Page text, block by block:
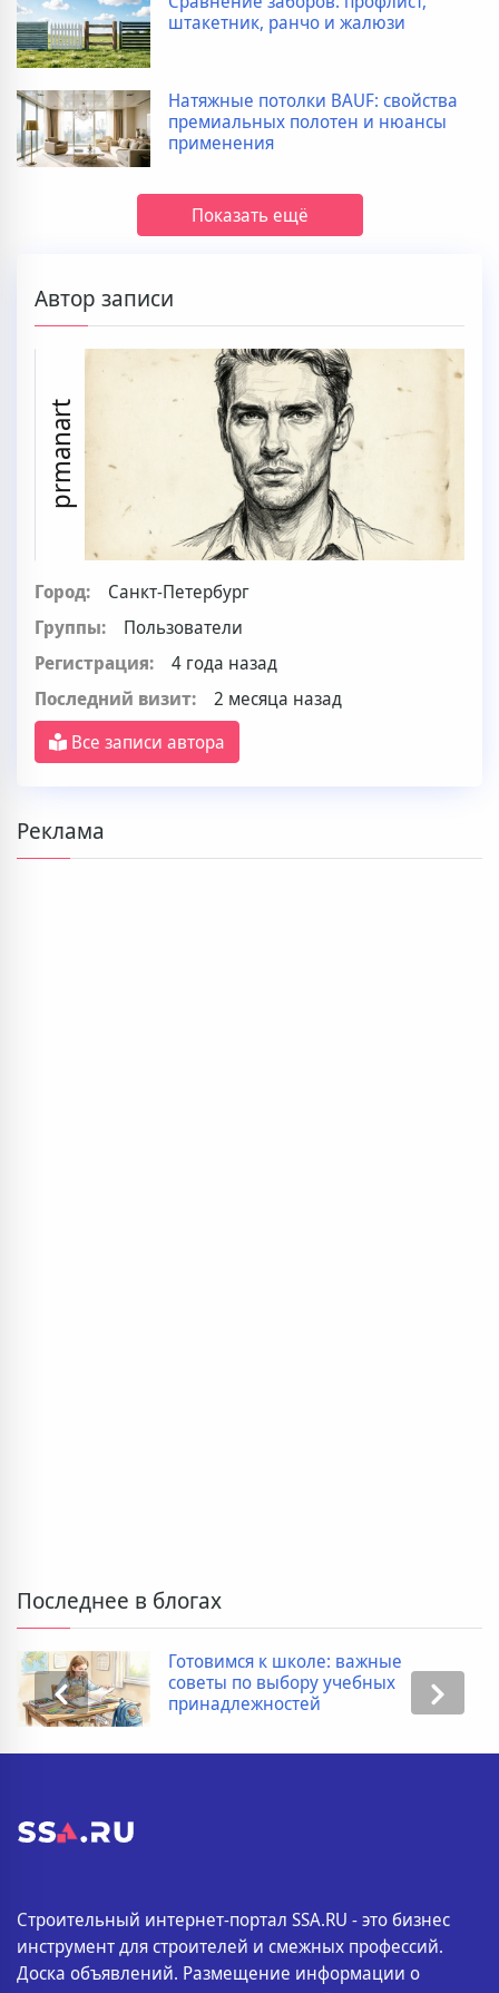
штакетник, ранчо и жалюзи
Натяжные потолки BAUF: свойства
премиальных полотен и нюансы
применения
Показать ещё
Автор записи
prmanart
Город:
Санкт-Петербург
Группы:
Пользователи
Регистрация:
4 года назад
Последний визит:
2 месяца назад
Все записи автора
Реклама
Последнее в блогах
Готовимся к школе: важные
советы по выбору учебных
принадлежностей
Строительный интернет-портал SSA.RU - это бизнес
инструмент для строителей и смежных профессий.
Доска объявлений. Размещение информации о